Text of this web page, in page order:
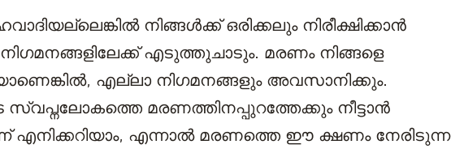
നിങ്ങൾക്ക് ഒരിക്കലും നിരീക്ഷിക്കാൻ
എടുത്തുചാടും. മരണം നിങ്ങളെ
എല്ലാ നിഗമനങ്ങളും അവസാനിക്കും.
മരണത്തിനപ്പുറത്തേക്കും നീട്ടാൻ
എനിക്കറിയാം, എന്നാൽ മരണത്തെ ഈ ക്ഷണം നേരിടുന്ന